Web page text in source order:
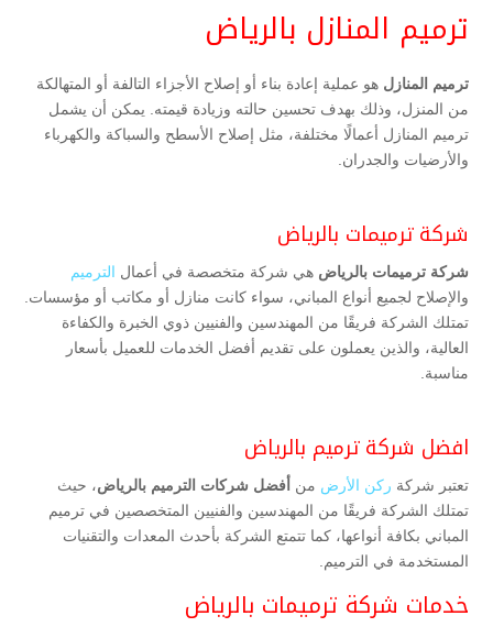
ترميم المنازل بالرياض
ترميم المنازل هو عملية إعادة بناء أو إصلاح الأجزاء التالفة أو المتهالكة
من المنزل، وذلك بهدف تحسين حالته وزيادة قيمته. يمكن أن يشمل
ترميم المنازل أعمالًا مختلفة، مثل إصلاح الأسطح والسباكة والكهرباء
والأرضيات والجدران.
شركة ترميمات بالرياض
شركة ترميمات بالرياض هي شركة متخصصة في أعمال الترميم
والإصلاح لجميع أنواع المباني، سواء كانت منازل أو مكاتب أو مؤسسات.
تمتلك الشركة فريقًا من المهندسين والفنيين ذوي الخبرة والكفاءة
العالية، والذين يعملون على تقديم أفضل الخدمات للعميل بأسعار
مناسبة.
افضل شركة ترميم بالرياض
تعتبر شركة ركن الأرض من أفضل شركات الترميم بالرياض، حيث
تمتلك الشركة فريقًا من المهندسين والفنيين المتخصصين في ترميم
المباني بكافة أنواعها، كما تتمتع الشركة بأحدث المعدات والتقنيات
المستخدمة في الترميم.
خدمات شركة ترميمات بالرياض